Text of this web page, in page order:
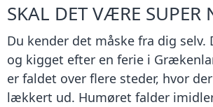
SKAL DET VÆRE SUPER
Du kender det måske fra dig selv.
og kigget efter en ferie i
er faldet over flere steder, hvor
lækkert ud. Humøret falder